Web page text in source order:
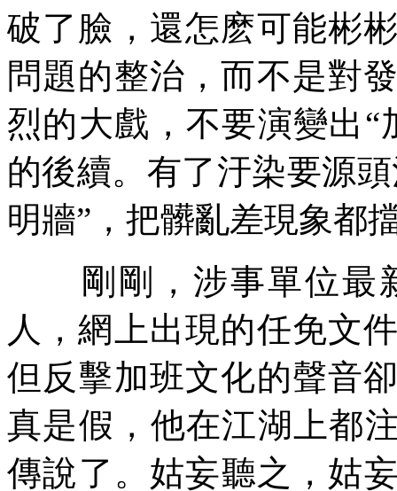
破了臉，還怎麽可能彬
問題的整治，而不是對
烈的大戲，不要演變出
的後續。有了汙染要源
明牆”，把髒亂差現象都
剛剛，涉事單位最
人，網上出現的任免文
但反擊加班文化的聲音
真是假，他在江湖上都
傳說了。姑妄聽之，姑